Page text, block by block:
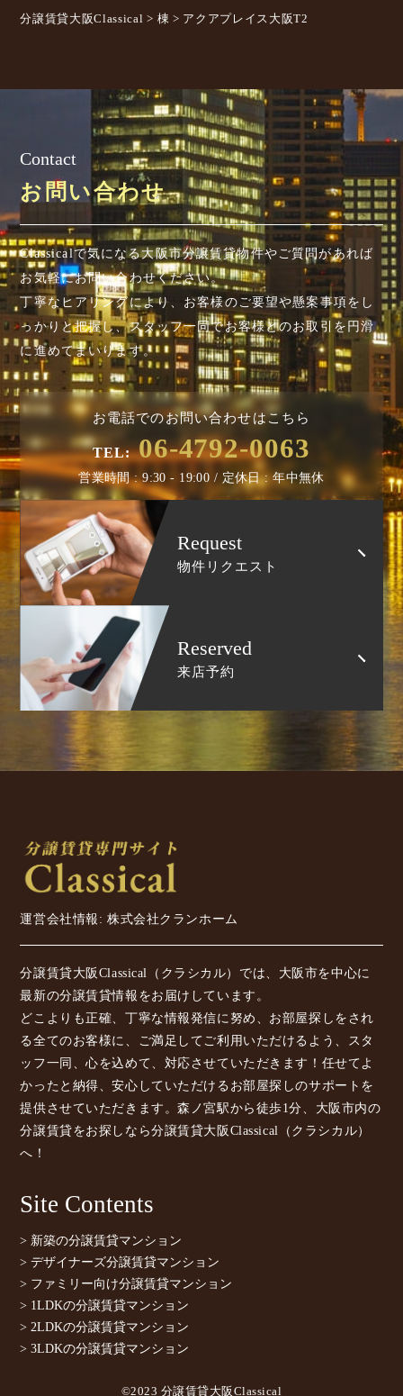
分譲賃貸大阪Classical > 棟 > アクアプレイス大阪T2
Contact
お問い合わせ
Classicalで気になる大阪市分譲賃貸物件やご質問があれば
お気軽にお問い合わせください。
丁寧なヒアリングにより、お客様のご要望や懸案事項を し
っかりと把握し、スタッフ一同でお客様とのお取引を円滑
に進めてまいります。
お電話でのお問い合わせはこちら
TEL: 06-4792-0063
営業時間 : 9:30 - 19:00 / 定休日 : 年中無休
Request
物件リクエスト
Reserved
来店予約
運営会社情報: 株式会社クランホーム
分譲賃貸大阪Classical（クラシカル）では、大阪市を中心に
最新の分譲賃貸情報をお届けしています。
どこよりも正確、丁寧な情報発信に努め、お部屋探しをされ
る全てのお客様に、ご満足してご利用いただけるよう、スタ
ッフ一同、心を込めて、対応させていただきます！任せてよ
かったと納得、安心していただけるお部屋探しのサポートを
提供させていただきます。森ノ宮駅から徒歩1分、大阪市内の
分譲賃貸をお探しなら分譲賃貸大阪Classical（クラシカル）
へ！
Site Contents
> 新築の分譲賃貸マンション
> デザイナーズ分譲賃貸マンション
> ファミリー向け分譲賃貸マンション
> 1LDKの分譲賃貸マンション
> 2LDKの分譲賃貸マンション
> 3LDKの分譲賃貸マンション
©2023 分譲賃貸大阪Classical